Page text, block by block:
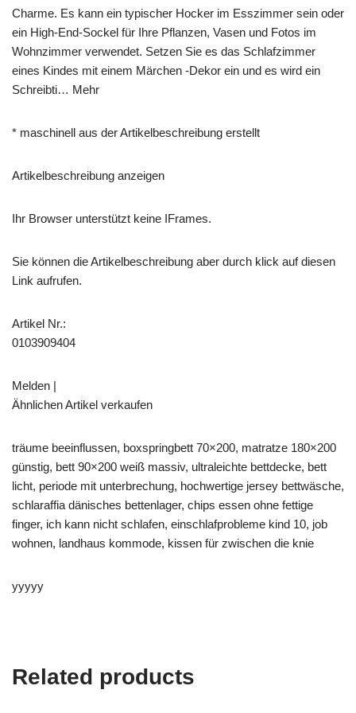
Charme. Es kann ein typischer Hocker im Esszimmer sein oder
ein High-End-Sockel für Ihre Pflanzen, Vasen und Fotos im
Wohnzimmer verwendet. Setzen Sie es das Schlafzimmer
eines Kindes mit einem Märchen -Dekor ein und es wird ein
Schreibti… Mehr
* maschinell aus der Artikelbeschreibung erstellt
Artikelbeschreibung anzeigen
Ihr Browser unterstützt keine IFrames.
Sie können die Artikelbeschreibung aber durch klick auf diesen
Link aufrufen.
Artikel Nr.:
0103909404
Melden |
Ähnlichen Artikel verkaufen
träume beeinflussen, boxspringbett 70×200, matratze 180×200
günstig, bett 90×200 weiß massiv, ultraleichte bettdecke, bett
licht, periode mit unterbrechung, hochwertige jersey bettwäsche,
schlaraffia dänisches bettenlager, chips essen ohne fettige
finger, ich kann nicht schlafen, einschlafprobleme kind 10, job
wohnen, landhaus kommode, kissen für zwischen die knie
yyyyy
Related products